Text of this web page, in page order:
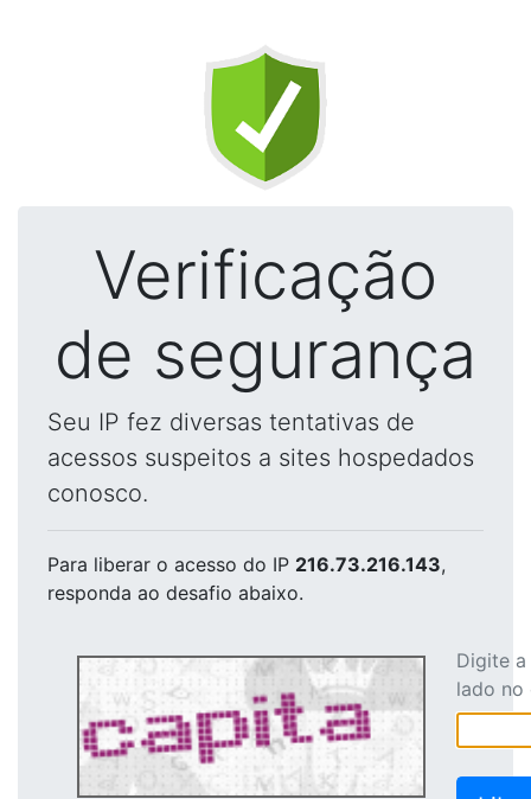
Verificação
de segurança
Seu IP fez diversas tentativas de
acessos suspeitos a sites hospedados
conosco.
Para liberar o acesso do IP 216.73.216.143,
responda ao desafio abaixo.
Digite
lado no